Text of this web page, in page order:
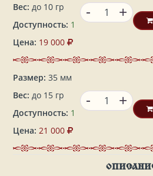
Вес: до 10 гр
Доступность: 1
Цена: 19 000
+
-
Размер: 35 мм
Вес: до 15 гр
Доступность: 1
Цена: 21 000
+
-